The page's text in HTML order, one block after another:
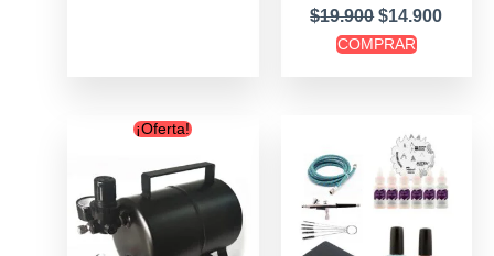
$19.900 $14.900
COMPRAR
¡Oferta!Original
was:
$59.900.$54.900.